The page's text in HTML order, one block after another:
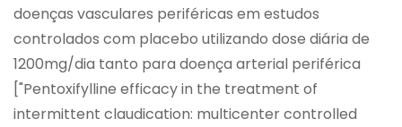
doenças vasculares periféricas em estudos
controlados com placebo utilizando dose diária de
1200mg/dia tanto para doença arterial periférica
["Pentoxifylline efficacy in the treatment of
intermittent claudication: multicenter controlled